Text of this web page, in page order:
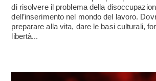
di risolvere il problema della
dell’inserimento nel mondo del lavoro.
preparare alla vita, dare le basi culturali,
libertà...